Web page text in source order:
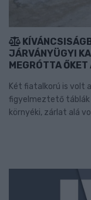
JÁRVÁNYÜGYI
MEGRÓTTA
Két fiatalkorú is volt
figyelmeztető táblák
környéki, zárlat alá